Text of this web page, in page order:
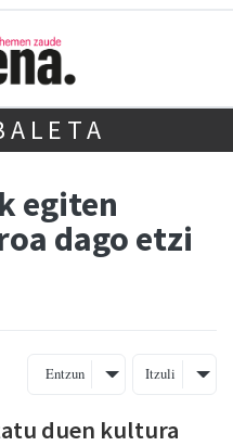
egiten
dago etzi
Entzun Itzuli
duen kultura